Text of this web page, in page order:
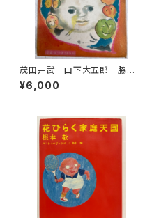
茂田井武 山下大五郎 脇田
和 日本児童文学選 年刊第
二集 児童文学者協会 編 昭
¥6,000